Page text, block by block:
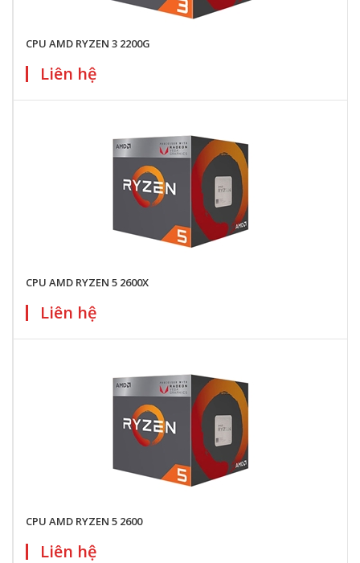
CPU AMD RYZEN 3 2200G
Liên hệ
CPU AMD RYZEN 5 2600X
Liên hệ
CPU AMD RYZEN 5 2600
Liên hệ